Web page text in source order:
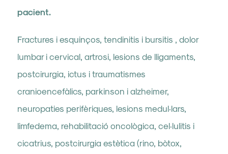
pacient.
Fractures i esquinços, tendinitis i bursitis , dolor
lumbar i cervical, artrosi, lesions de lligaments,
postcirurgia, ictus i traumatismes
cranioencefàlics, parkinson i alzheimer,
neuropaties perifèriques, lesions medul·lars,
limfedema, rehabilitació oncològica, cel·lulitis i
cicatrius, postcirurgia estètica (rino, bòtox,